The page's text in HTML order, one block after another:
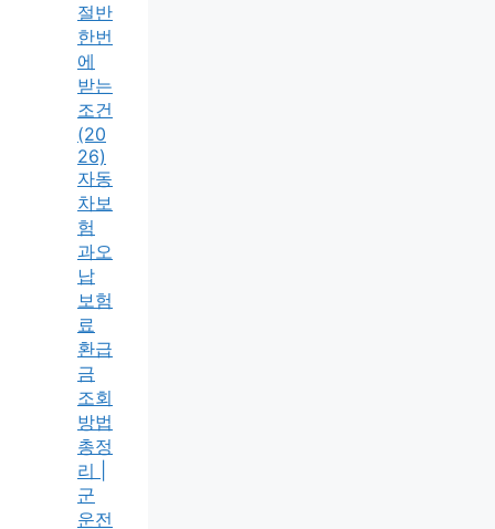
절반
한번
에
받는
조건
(20
26)
자동
차보
험
과오
납
보험
료
환급
금
조회
방법
총정
리 |
군
운전